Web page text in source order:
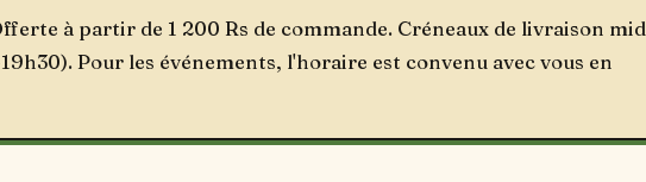
à partir de 1 200 Rs de commande. Créneaux de livraison
Pour les événements, l'horaire est convenu avec vous en